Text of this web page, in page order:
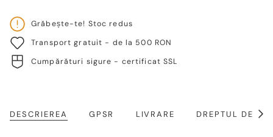
Grăbește-te! Stoc redus
Transport gratuit - de la 500 RON
Cumpărături sigure - certificat SSL
DESCRIEREA GPSR LIVRARE DREPTUL DE